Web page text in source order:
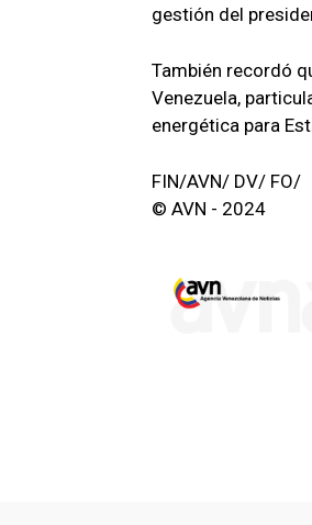
gestión del
También recordó
Venezuela,
energética para
FIN/AVN/ DV/ FO/
© AVN - 2024